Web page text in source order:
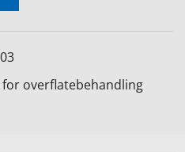
overflatebehandling